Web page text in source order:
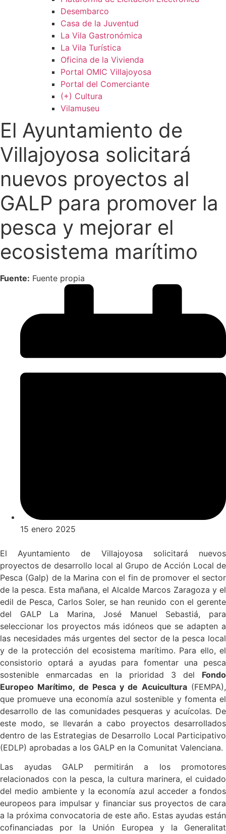
Desembarco
Casa de la Juventud
La Vila Gastronómica
La Vila Turística
Oficina de la Vivienda
Portal OMIC Villajoyosa
Portal del Comerciante
(+) Cultura
Vilamuseu
El Ayuntamiento de
Villajoyosa solicitará
nuevos proyectos al
GALP para promover la
pesca y mejorar el
ecosistema marítimo
Fuente: Fuente propia
15 enero 2025
El Ayuntamiento de Villajoyosa solicitará nuevos
proyectos de desarrollo local al Grupo de Acción Local de
Pesca (Galp) de la Marina con el fin de promover el sector
de la pesca. Esta mañana, el Alcalde Marcos Zaragoza y el
edil de Pesca, Carlos Soler, se han reunido con el gerente
del GALP La Marina, José Manuel Sebastiá, para
seleccionar los proyectos más idóneos que se adapten a
las necesidades más urgentes del sector de la pesca local
y de la protección del ecosistema marítimo. Para ello, el
consistorio optará a ayudas para fomentar una pesca
sostenible enmarcadas en la prioridad 3 del Fondo
Europeo Marítimo, de Pesca y de Acuicultura(FEMPA),
que promueve una economía azul sostenible y fomenta el
desarrollo de las comunidades pesqueras y acuícolas. De
este modo, se llevarán a cabo proyectos desarrollados
dentro de las Estrategias de Desarrollo Local Participativo
(EDLP) aprobadas a los GALP en la Comunitat Valenciana.
Las ayudas GALP permitirán a los promotores
relacionados con la pesca, la cultura marinera, el cuidado
del medio ambiente y la economía azul acceder a fondos
europeos para impulsar y financiar sus proyectos de cara
a la próxima convocatoria de este año. Estas ayudas están
cofinanciadas por la Unión Europea y la Generalitat